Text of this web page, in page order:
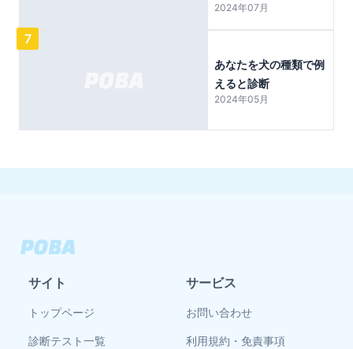
2024年07月
7
あなたを犬の種類で例
えると診断
2024年05月
サイト
トップページ
診断テスト一覧
サービス
お問い合わせ
利用規約・免責事項